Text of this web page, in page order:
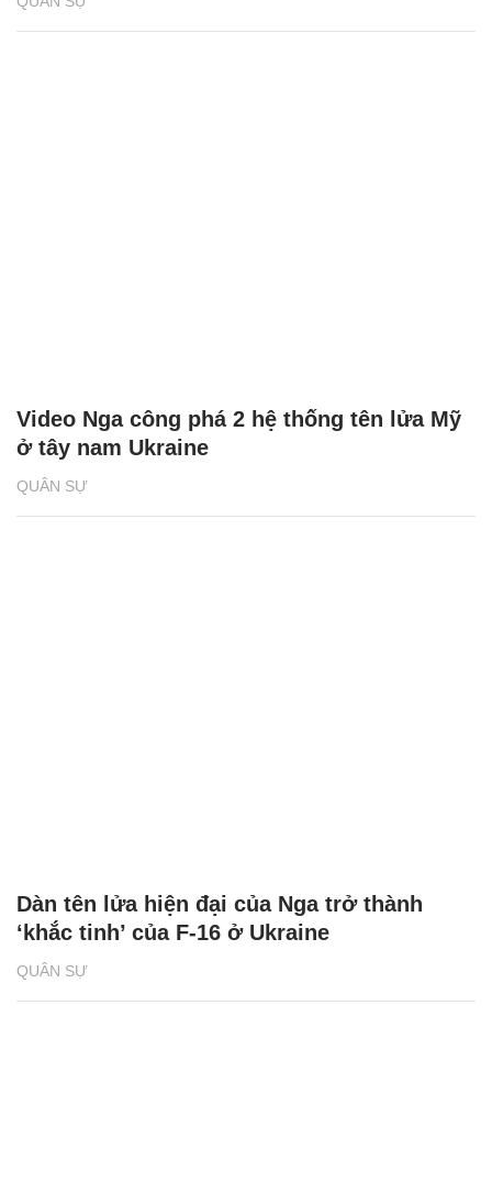
QUÂN SỰ
Video Nga công phá 2 hệ thống tên lửa Mỹ
ở tây nam Ukraine
QUÂN SỰ
Dàn tên lửa hiện đại của Nga trở thành
‘khắc tinh’ của F-16 ở Ukraine